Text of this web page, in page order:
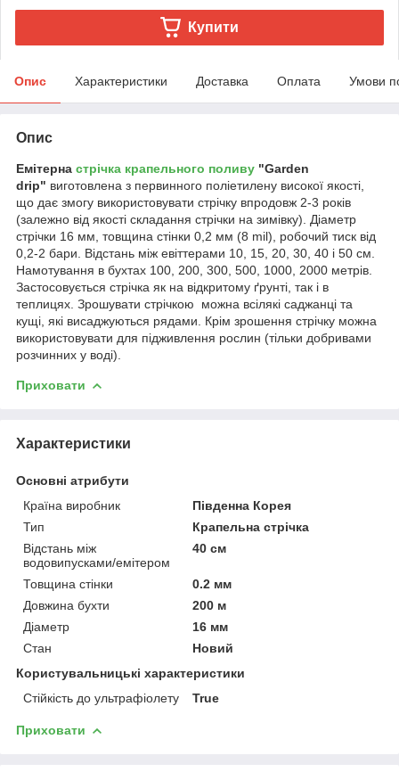
Купити
Опис Характеристики Доставка Оплата Умови
Опис
Емітерна стрічка крапельного поливу "Garden
drip" виготовлена з первинного поліетилену високої якості,
що дає змогу використовувати стрічку впродовж 2-3 років
(залежно від якості складання стрічки на зимівку). Діаметр
стрічки 16 мм, товщина стінки 0,2 мм (8 mil), робочий тиск від
0,2-2 бари. Відстань між евіттерами 10, 15, 20, 30, 40 і 50 см.
Намотування в бухтах 100, 200, 300, 500, 1000, 2000 метрів.
Застосовується стрічка як на відкритому ґрунті, так і в
теплицях. Зрошувати стрічкою можна всілякі саджанці та
кущі, які висаджуються рядами. Крім зрошення стрічку можна
використовувати для підживлення рослин (тільки добривами
розчинних у воді).
Приховати
Характеристики
Основні атрибути
Країна виробник
Південна Корея
Тип
Крапельна стрічка
Відстань між
водовипусками/емітером
40 см
Товщина стінки
0.2 мм
Довжина бухти
200 м
Діаметр
16 мм
Стан
Новий
Користувальницькі характеристики
Стійкість до ультрафіолету
True
Приховати